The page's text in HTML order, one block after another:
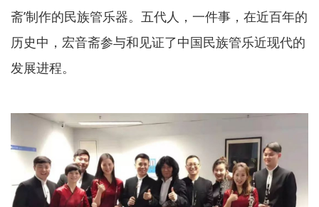
斋’制作的民族管乐器。五代人，一件事，在近百年的
历史中，宏音斋参与和见证了中国民族管乐近现代的
发展进程。